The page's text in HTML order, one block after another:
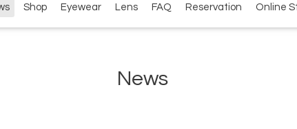
Shop Eyewear Lens FAQ Reservation Online
News